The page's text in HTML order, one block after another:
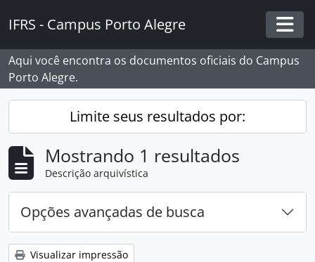
IFRS - Campus Porto Alegre
Aqui você encontra os documentos oficiais do Campus
Porto Alegre.
Limite seus resultados por:
Mostrando 1 resultados
Descrição arquivística
Opções avançadas de busca
Visualizar impressão